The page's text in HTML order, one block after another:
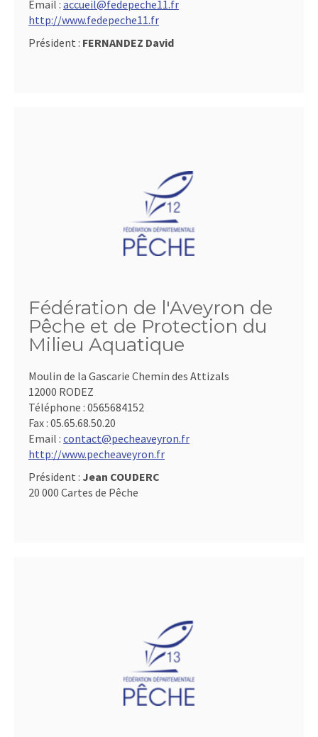
Email : accueil@fedepeche11.fr
http://www.fedepeche11.fr
Président : FERNANDEZ David
Fédération de l'Aveyron de
Pêche et de Protection du
Milieu Aquatique
Moulin de la Gascarie Chemin des Attizals
12000 RODEZ
Téléphone : 0565684152
Fax : 05.65.68.50.20
Email : contact@pecheaveyron.fr
http://www.pecheaveyron.fr
Président : Jean COUDERC
20 000 Cartes de Pêche